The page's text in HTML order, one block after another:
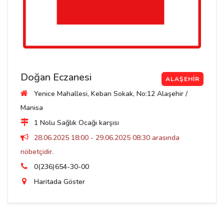
Doğan Eczanesi ALAŞEHIR
Yenice Mahallesi, Keban Sokak, No:12 Alaşehir /
Manisa
1 Nolu Sağlık Ocağı karşısı
28.06.2025 18:00 - 29.06.2025 08:30 arasında
nöbetçidir.
0(236)654-30-00
Haritada Göster